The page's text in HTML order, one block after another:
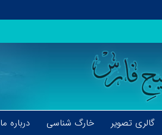
گالری تصویر خارگ شناسی درباره ما